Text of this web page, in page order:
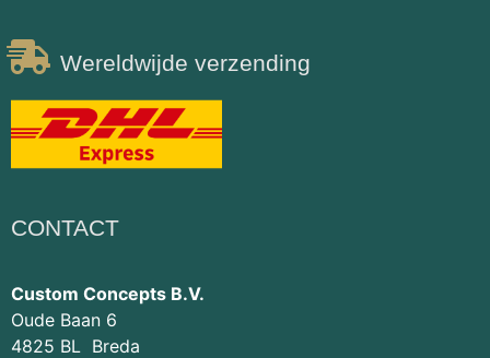
Wereldwijde verzending
CONTACT
Custom Concepts B.V.
Oude Baan 6
4825 BL Breda